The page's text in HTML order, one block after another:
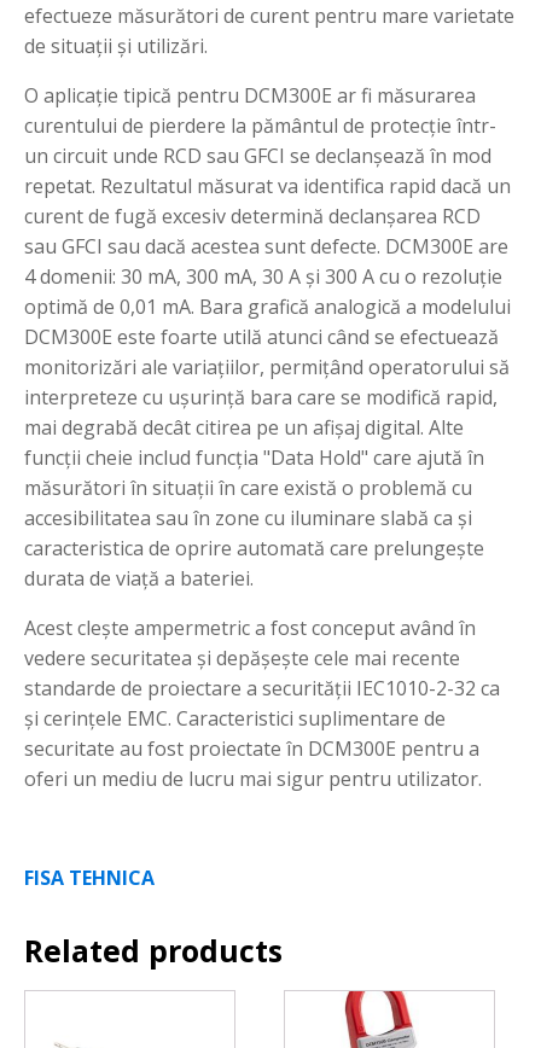
efectueze măsurători de curent pentru mare varietate
de situații și utilizări.
O aplicație tipică pentru DCM300E ar fi măsurarea
curentului de pierdere la pământul de protecţie într-
un circuit unde RCD sau GFCI se declanșează în mod
repetat. Rezultatul măsurat va identifica rapid dacă un
curent de fugă excesiv determină declanșarea RCD
sau GFCI sau dacă acestea sunt defecte. DCM300E are
4 domenii: 30 mA, 300 mA, 30 A și 300 A cu o rezoluție
optimă de 0,01 mA. Bara grafică analogică a modelului
DCM300E este foarte utilă atunci când se efectuează
monitorizări ale variaţiilor, permițând operatorului să
interpreteze cu ușurință bara care se modifică rapid,
mai degrabă decât citirea pe un afișaj digital. Alte
funcții cheie includ funcția "Data Hold" care ajută în
măsurători în situaţii în care există o problemă cu
accesibilitatea sau în zone cu iluminare slabă ca și
caracteristica de oprire automată care prelungește
durata de viață a bateriei.
Acest cleşte ampermetric a fost conceput având în
vedere securitatea și depășește cele mai recente
standarde de proiectare a securităţii IEC1010-2-32 ca
și cerințele EMC. Caracteristici suplimentare de
securitate au fost proiectate în DCM300E pentru a
oferi un mediu de lucru mai sigur pentru utilizator.
FISA TEHNICA
Related products